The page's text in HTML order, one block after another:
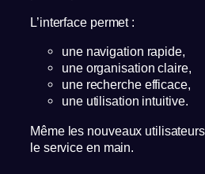
L’interface permet :
une navigation rapide,
une organisation claire,
une recherche efficace,
une utilisation intuitive.
Même les nouveaux
le service en main.